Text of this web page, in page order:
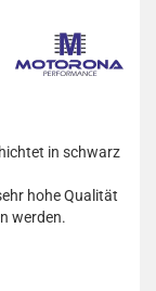
in schwarz
hohe Qualität
werden.